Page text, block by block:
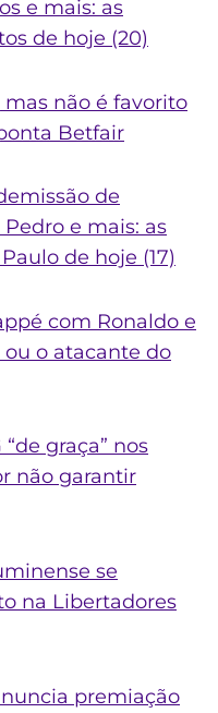
e mais: as
de hoje (20)
não é favorito
Betfair
de
e mais: as
de hoje (17)
com Ronaldo e
o atacante do
graça” nos
não garantir
se
na Libertadores
premiação